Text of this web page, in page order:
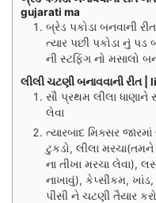
gujarati ma
બ્રેડ પકોડા બનવાની
ત્યાર પછી પકોડા નું પડ
ની સ્ટફિંગ નો મસાલો
લીલી ચટણી બનાવવાની રીત
સૌ પ્રથમ લીલા ધાણાને
લેવા
ત્યારબાદ મિક્સર
ટુકડો, લીલા
ના તીખા મરચા લેવા),
નાખાવું), કેપ્સીકમ,
પીસી ને ચટણી તૈયાર કરો